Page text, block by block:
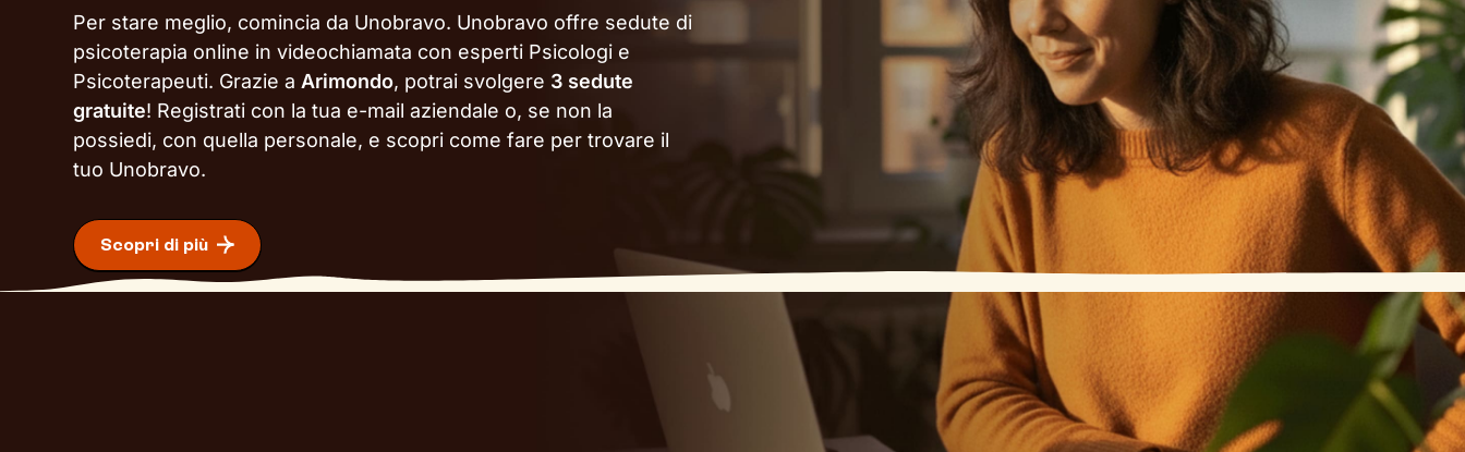
Per stare meglio, comincia da Unobravo. Unobravo offre sedute di
psicoterapia online in videochiamata con esperti Psicologi e
Psicoterapeuti. Grazie a Arimondo, potrai svolgere 3 sedute
gratuite! Registrati con la tua e-mail aziendale o, se non la
possiedi, con quella personale, e scopri come fare per trovare il
tuo Unobravo.
Scopri di più